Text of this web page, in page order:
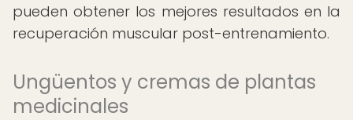
pueden obtener los mejores resultados en la
recuperación muscular post-entrenamiento.
Ungüentos y cremas de plantas
medicinales